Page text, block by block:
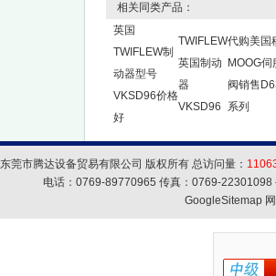
相关同类产品：
英国
TWIFLEW制
动器型号
VKSD96价格
好
TWIFLEW
英国制动
器
VKSD96
代购美国
MOOG伺
阀销售
系列
东莞市腾达设备贸易有限公司 版权所有 总访问量：
电话：0769-89770965 传真：0769-
GoogleSitemap网